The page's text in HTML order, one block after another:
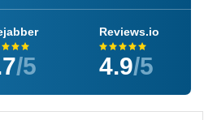
/5
Reviews.io
4.9/5